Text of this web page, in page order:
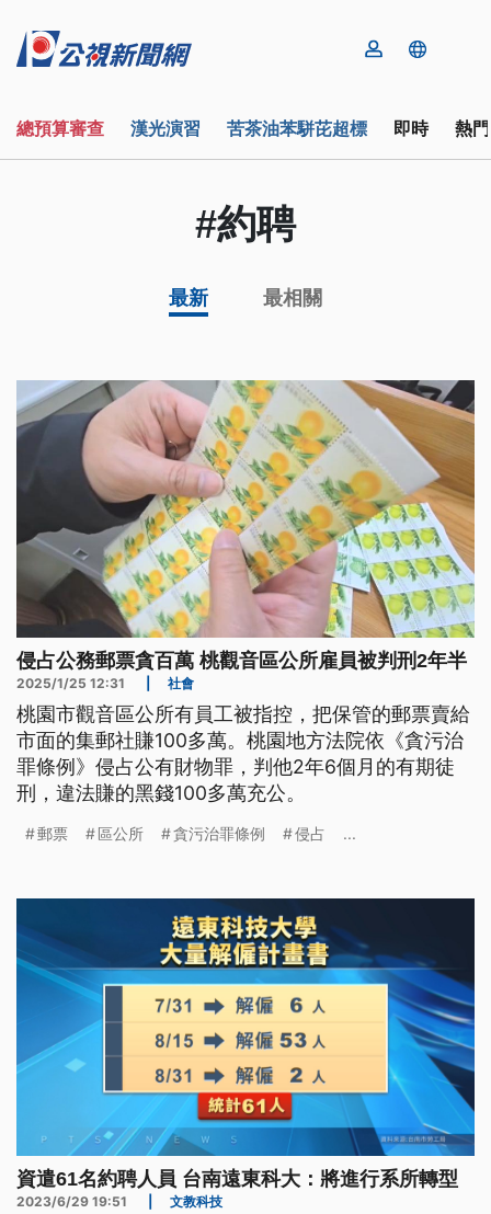
總預算審查 漢光演習 苦茶油苯駢芘超標 即時 熱
#約聘
最新 最相關
侵占公務郵票貪百萬 桃觀音區公所雇員被判刑2年半
2025/1/25 12:31 社會
桃園市觀音區公所有員工被指控，把保管的郵票賣給
市面的集郵社賺100多萬。桃園地方法院依《貪污治
罪條例》侵占公有財物罪，判他2年6個月的有期徒
刑，違法賺的黑錢100多萬充公。
郵票 區公所 貪污治罪條例 侵占 ...
資遣61名約聘人員 台南遠東科大：將進行系所轉型
2023/6/29 19:51 文教科技